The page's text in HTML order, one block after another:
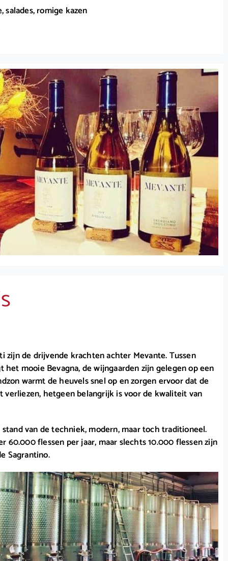
salades, romige kazen
zijn de drijvende krachten achter Mevante. Tussen
mooie Bevagna, de wijngaarden zijn gelegen op een
warmt de heuvels snel op en zorgen ervoor dat de
hetgeen belangrijk is voor de kwaliteit van
van de techniek, modern, maar toch traditioneel.
60.000 flessen per jaar, maar slechts 10.000 flessen zijn
Sagrantino.